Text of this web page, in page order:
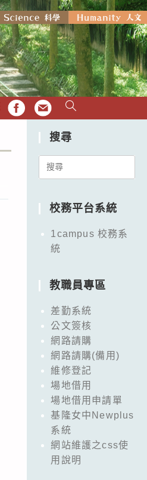
FB EMAIL
搜尋
Search
校務平台系統
1campus 校務系
統
教職員專區
差勤系統
公文簽核
網路請購
網路請購(備用)
維修登記
場地借用
場地借用申請單
基隆女中Newplus
系統
網站維護之css使
用說明